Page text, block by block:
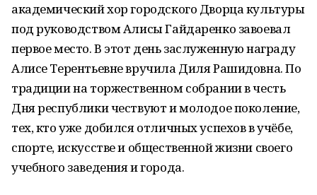
академический хор городского Дворца культуры
под руководством Алисы Гайдаренко завоевал
первое место. В этот день заслуженную награду
Алисе Терентьевне вручила Диля Рашидовна. По
традиции на торжественном собрании в честь
Дня республики чествуют и молодое поколение,
тех, кто уже добился отличных успехов в учёбе,
спорте, искусстве и общественной жизни своего
учебного заведения и города.